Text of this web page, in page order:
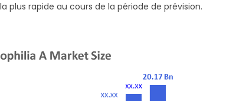
plus rapide au cours de la période de prévision.